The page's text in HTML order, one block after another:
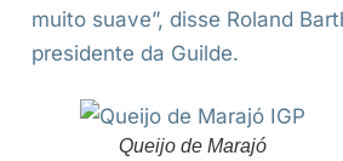
muito suave”, disse Roland
presidente da Guilde.
Queijo de Marajó